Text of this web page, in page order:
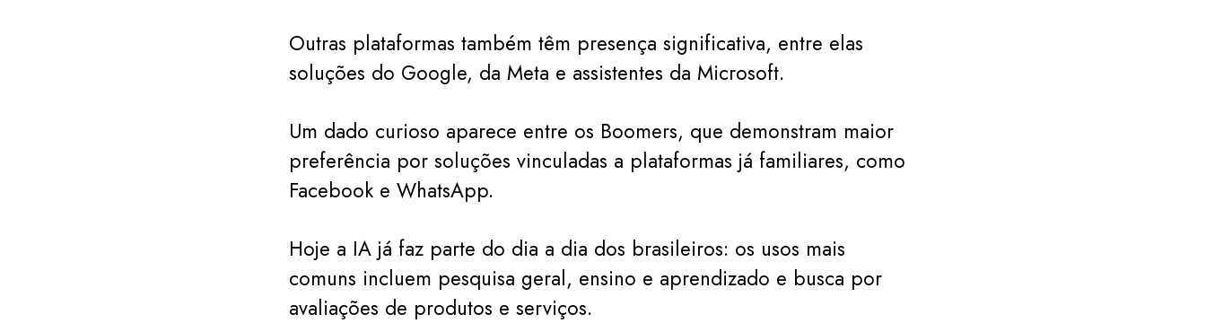
Outras plataformas também têm presença significativa, entre elas
soluções do Google, da Meta e assistentes da Microsoft.
Um dado curioso aparece entre os Boomers, que demonstram maior
preferência por soluções vinculadas a plataformas já familiares, como
Facebook e WhatsApp.
Hoje a IA já faz parte do dia a dia dos brasileiros: os usos mais
comuns incluem pesquisa geral, ensino e aprendizado e busca por
avaliações de produtos e serviços.